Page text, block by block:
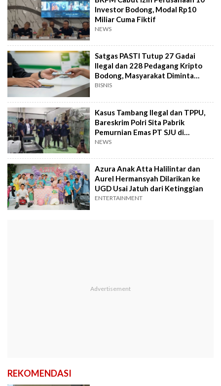
Investor Bodong, Modal Rp10
Miliar Cuma Fiktif
NEWS
Satgas PASTI Tutup 27 Gadai
Ilegal dan 228 Pedagang Kripto
Bodong, Masyarakat Diminta
Waspada
BISNIS
Kasus Tambang Ilegal dan TPPU,
Bareskrim Polri Sita Pabrik
Pemurnian Emas PT SJU di
Sidoarjo
NEWS
Azura Anak Atta Halilintar dan
Aurel Hermansyah Dilarikan ke
UGD Usai Jatuh dari Ketinggian
ENTERTAINMENT
REKOMENDASI